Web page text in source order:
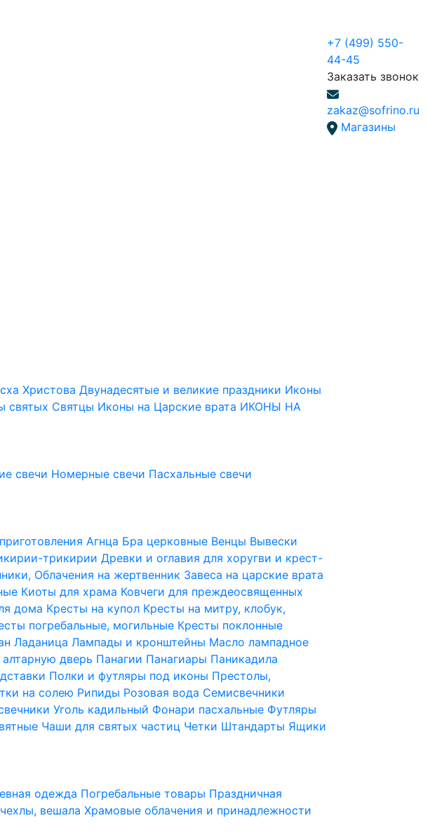
ХристоваДвунадесятые и великие праздники Иконы
святых Святцы Иконы на Царские врата ИКОНЫ НА
свечи Номерные свечи Пасхальные свечи
Агнца Бра церковные Венцы Вывески
трикирииДревки и оглавия для хоругви и крест-
Облачения на жертвенник Завеса на царские врата
Киоты для храма Ковчеги для преждеосвященных
дома Кресты на купол Кресты на митру, клобук,
погребальные, могильные Кресты поклонные
ЛаданицаЛампады и кронштейны Масло лампадное
дверь Панагии Панагиары Паникадила
Полки и футляры под иконы Престолы,
на солею Рипиды Розовая вода Семисвечники
Уголь кадильный Фонари пасхальные Футляры
Чаши для святых частиц Четки Штандарты Ящики
одежда Погребальные товары Праздничная
вешалаХрамовые облачения и принадлежности
+7 (499) 550-
44-45
Заказать звонок
zakaz@sofrino.ru
Магазины